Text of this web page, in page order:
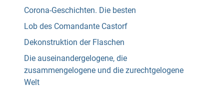
Corona-Geschichten. Die besten
Lob des Comandante Castorf
Dekonstruktion der Flaschen
Die auseinandergelogene, die
zusammengelogene und die zurechtgelogene
Welt